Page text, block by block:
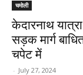
चमोली
केदारनाथ
सड़क मार्ग
चपेट में
- July 27, 2024